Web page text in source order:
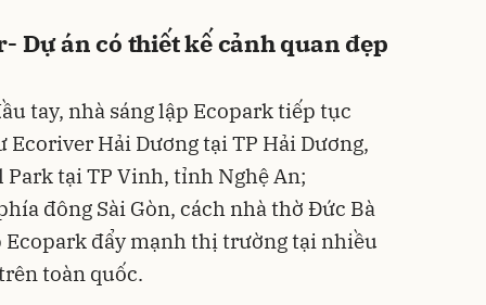
Dự án có thiết kế cảnh quan đẹp
tay, nhà sáng lập Ecopark tiếp tục
Hải Dương tại TP Hải Dương,
tại TP Vinh, tỉnh Nghệ An;
đông Sài Gòn, cách nhà thờ Đức Bà
Ecopark đẩy mạnh thị trường tại nhiều
toàn quốc.